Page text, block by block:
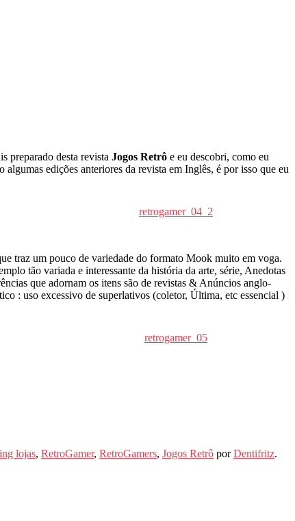
preparado desta revista Jogos Retrô e eu descobri, como eu
edições anteriores da revista em Inglês, é por isso que eu
retrogamer_04_2
traz um pouco de variedade do formato Mook muito em voga.
tão variada e interessante da história da arte, série, Anedotas
que adornam os itens são de revistas & Anúncios anglo-
: uso excessivo de superlativos (coletor, Última, etc essencial )
retrogamer_05
lojas, RetroGamer, RetroGamers, Jogos Retrô porDentifritz.